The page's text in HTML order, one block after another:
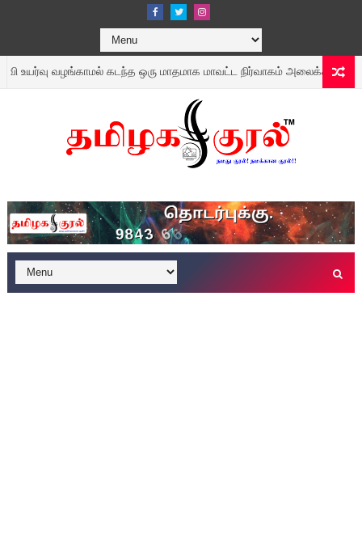
வழங்காமல் கடந்த ஒரு மாதமாக மாவட்ட நிர்வாகம் அலைக்கழிப் பதாக